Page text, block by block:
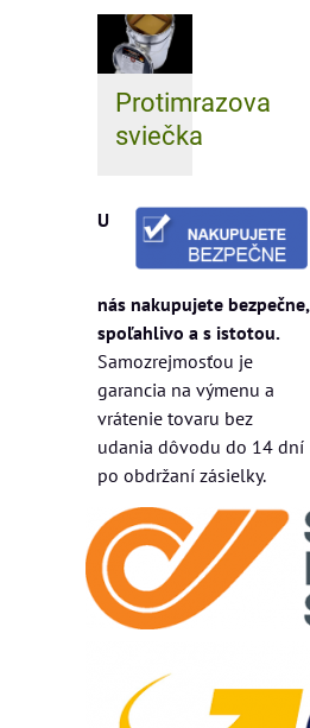
Protimrazova
sviečka
U
nás nakupujete bezpečne,
spoľahlivo a s istotou.
Samozrejmosťou je
garancia na výmenu a
vrátenie tovaru bez
udania dôvodu do 14 dní
po obdržaní zásielky.